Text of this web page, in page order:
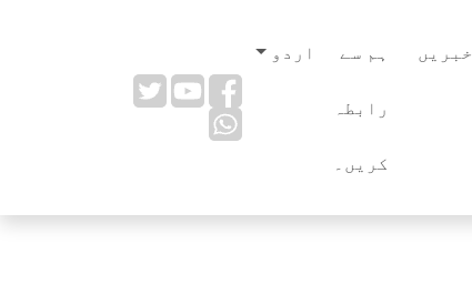
خبریں ہم سے
رابطہ
کریں۔
اردو